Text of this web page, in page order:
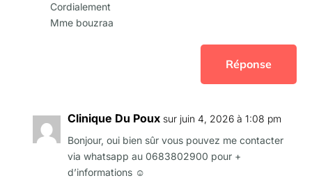
Cordialement
Mme bouzraa
Réponse
Clinique Du Poux sur juin 4, 2026 à 1:08 pm
Bonjour, oui bien sûr vous pouvez me contacter
via whatsapp au 0683802900 pour +
d’informations ☺️